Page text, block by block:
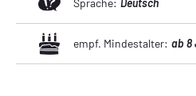
empf. Mindestalter: ab 8